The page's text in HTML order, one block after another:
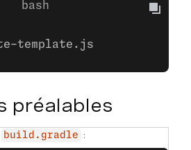
template.js
préalables
build.gradle :